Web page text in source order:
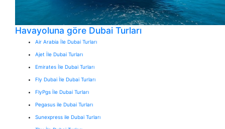
Havayoluna göre Dubai Turları
Air Arabia İle Dubai Turları
Ajet İle Dubai Turları
Emirates İle Dubai Turları
Fly Dubai İle Dubai Turları
FlyPgs İle Dubai Turları
Pegasus ile Dubai Turları
Sunexpress ile Dubai Turları